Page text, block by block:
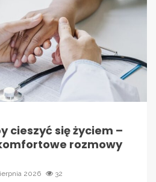
cieszyć się życiem –
rozmowy
2026 32